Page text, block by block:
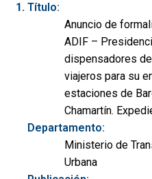
Título:
Anuncio de
ADIF –
dispensadores
viajeros para su
estaciones de
Chamartín.
Departamento:
Ministerio de
Urbana